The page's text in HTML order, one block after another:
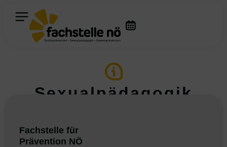
Sexualpädagogik
Fachstelle für
Prävention NÖ